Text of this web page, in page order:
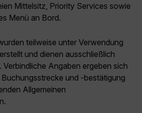
Mittelsitz, Priority Services sowie
Menü an Bord.
teilweise unter Verwendung
und dienen ausschließlich
Angaben ergeben sich
und -bestätigung
Allgemeinen